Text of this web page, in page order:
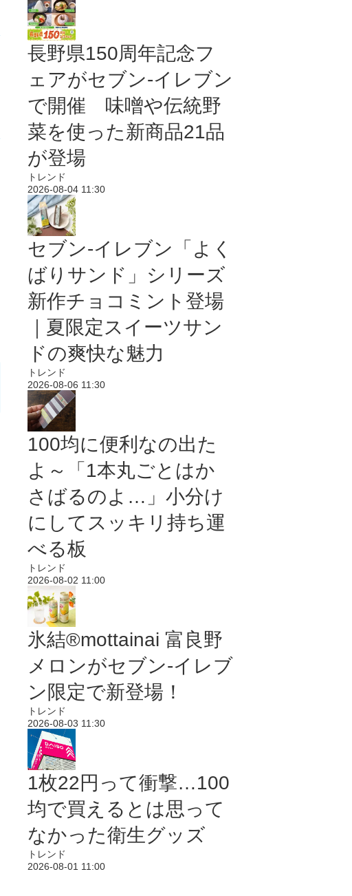
長野県150周年記念フ
ェアがセブン-イレブン
で開催 味噌や伝統野
菜を使った新商品21品
が登場
トレンド
2026-08-04 11:30
セブン‐イレブン「よく
ばりサンド」シリーズ
新作チョコミント登場
｜夏限定スイーツサン
ドの爽快な魅力
トレンド
2026-08-06 11:30
100均に便利なの出た
よ～「1本丸ごとはか
さばるのよ…」小分け
にしてスッキリ持ち運
べる板
トレンド
2026-08-02 11:00
氷結®mottainai 富良野
メロンがセブン‐イレブ
ン限定で新登場！
トレンド
2026-08-03 11:30
1枚22円って衝撃…100
均で買えるとは思って
なかった衛生グッズ
トレンド
2026-08-01 11:00